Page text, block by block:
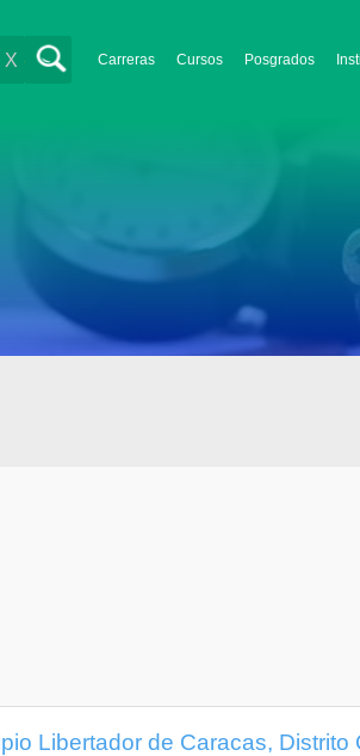
Carreras Cursos Posgrados
X
Libertador de Caracas, Distrito